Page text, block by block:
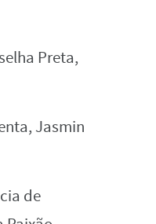
Preta,
Jasmin
de